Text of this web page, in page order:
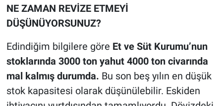
NE ZAMAN REVİZE ETMEYİ
DÜŞÜNÜYORSUNUZ?
Edindiğim bilgilere göre Et ve Süt Kurumu’nun
stoklarında 3000 ton yahut 4000 ton civarında
mal kalmış durumda. Bu son beş yılın en düşük
stok kapasitesi olarak düşünülebilir. Eskiden